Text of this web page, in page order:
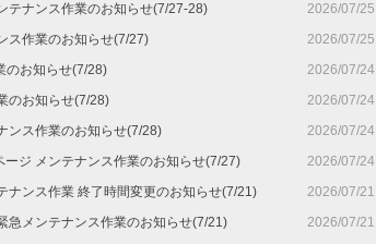
テナンス作業のお知らせ(7/27-28)
2026/07/25
ス作業のお知らせ(7/27)
2026/07/25
のお知らせ(7/28)
2026/07/24
のお知らせ(7/28)
2026/07/24
ンス作業のお知らせ(7/28)
2026/07/24
ージ メンテナンス作業のお知らせ(7/27)
2026/07/24
ナンス作業 終了時間変更のお知らせ(7/21)
2026/07/21
急メンテナンス作業のお知らせ(7/21)
2026/07/21